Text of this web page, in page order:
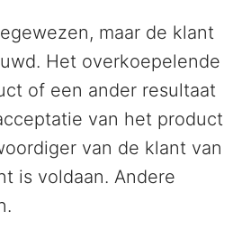
maar de klant
Het overkoepelende
of een ander resultaat
van het product
van de klant van
is voldaan. Andere